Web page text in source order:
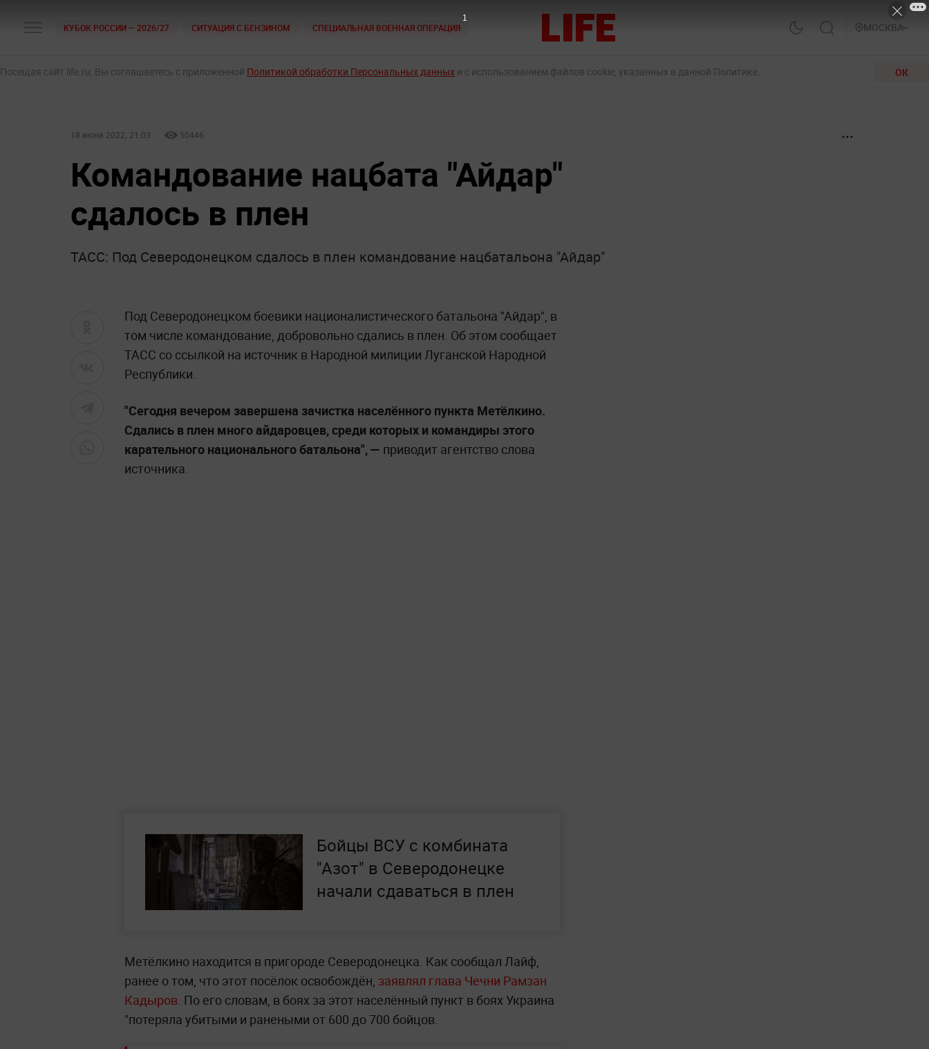
КУБОК РОССИИ — 2026/27 СИТУАЦИЯ С БЕНЗИНОМ СПЕЦИАЛЬНАЯ ВОЕННАЯ ОПЕРАЦИЯ МОСКВА
Посещая сайт life.ru, Вы соглашаетесь с приложенной Политикой обработки Персональных данных и с использованием файлов cookie, указанных в данной Политике. ОК
18 июня 2022, 21:03 50446
Командование нацбата "Айдар"
сдалось в плен
ТАСС: Под Северодонецком сдалось в плен командование нацбатальона "Айдар"
Под Северодонецком боевики националистического батальона "Айдар", в
том числе командование, добровольно сдались в плен. Об этом сообщает
ТАСС со ссылкой на источник в Народной милиции Луганской Народной
Республики.
"Сегодня вечером завершена зачистка населённого пункта Метёлкино.
Сдались в плен много айдаровцев, среди которых и командиры этого
карательного национального батальона", — приводит агентство слова
источника.
Бойцы ВСУ с комбината
"Азот" в Северодонецке
начали сдаваться в плен
Метёлкино находится в пригороде Северодонецка. Как сообщал Лайф,
ранее о том, что этот посёлок освобождён, заявлял глава Чечни Рамзан
Кадыров. По его словам, в боях за этот населённый пункт в боях Украина
"потеряла убитыми и ранеными от 600 до 700 бойцов.